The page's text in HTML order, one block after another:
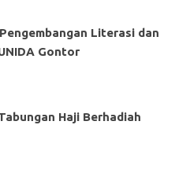
Literasi dan
Gontor
Haji Berhadiah